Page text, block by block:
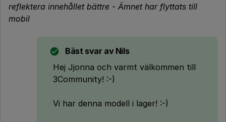
reflektera innehållet bättre - Ämnet har flyttats till
mobil
Bäst svar av Nils
Hej Jjonna och varmt välkommen till
3Community! :-)
Vi har denna modell i lager! :-)